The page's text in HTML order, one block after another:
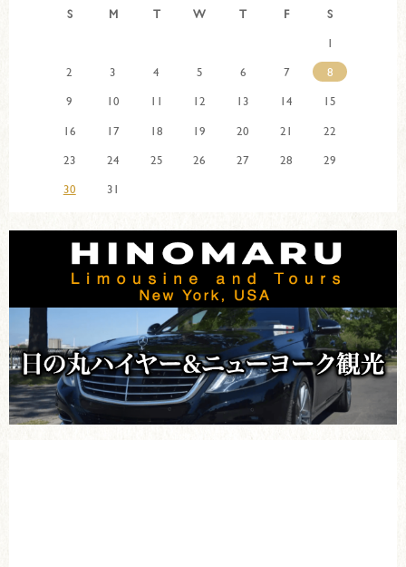
S M T W T F
S
1
2
3 4 5 6 7
8
9
10 11 12 13 14
15
16
17 18 19 20 21
22
23
24 25 26 27 28
29
30
31